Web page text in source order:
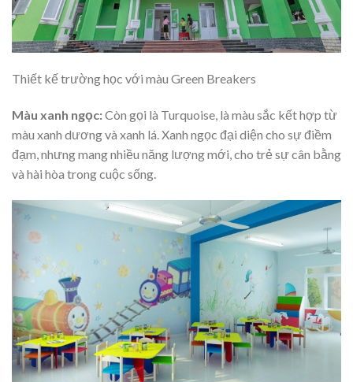
Thiết kế trường học với màu Green Breakers
Màu xanh ngọc:Còn gọi là Turquoise, là màu sắc kết hợp từ
màu xanh dương và xanh lá. Xanh ngọc đại diện cho sự điềm
đạm, nhưng mang nhiều năng lượng mới, cho trẻ sự cân bằng
và hài hòa trong cuộc sống.